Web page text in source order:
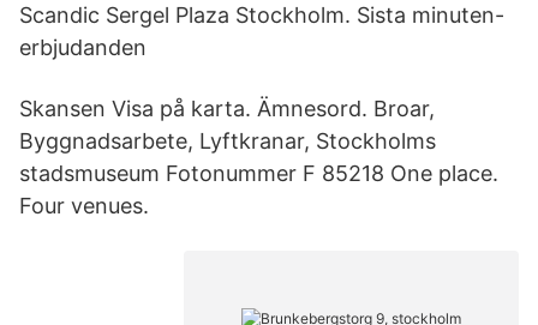
Scandic Sergel Plaza Stockholm. Sista minuten-
erbjudanden
Skansen Visa på karta. Ämnesord. Broar,
Byggnadsarbete, Lyftkranar, Stockholms
stadsmuseum Fotonummer F 85218 One place.
Four venues.